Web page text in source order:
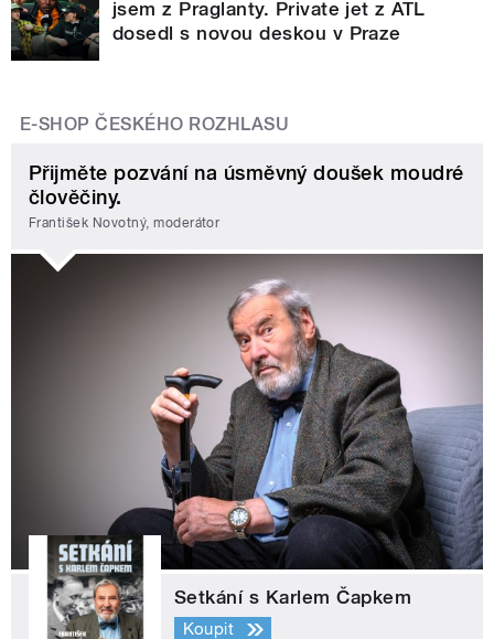
jsem z Praglanty. Private jet z ATL
dosedl s novou deskou v Praze
E-SHOP ČESKÉHO ROZHLASU
Přijměte pozvání na úsměvný doušek moudré
člověčiny.
František Novotný, moderátor
Setkání s Karlem Čapkem
Koupit